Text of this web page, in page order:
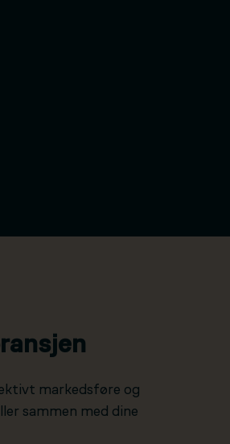
markedsføre og
sammen med dine